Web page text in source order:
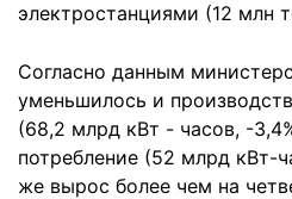
электростанциями (12 млн
Согласно данным
уменьшилось и
(68,2 млрд кВт - часов, -
потребление (52 млрд кВт-
же вырос более чем на